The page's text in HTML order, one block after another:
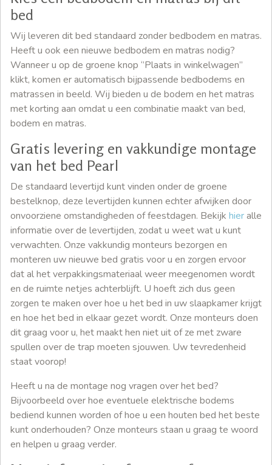
bed
Wij leveren dit bed standaard zonder bedbodem en matras.
Heeft u ook een nieuwe bedbodem en matras nodig?
Wanneer u op de groene knop ‘’Plaats in winkelwagen’’
klikt, komen er automatisch bijpassende bedbodems en
matrassen in beeld. Wij bieden u de bodem en het matras
met korting aan omdat u een combinatie maakt van bed,
bodem en matras.
Gratis levering en vakkundige montage
van het bed Pearl
De standaard levertijd kunt vinden onder de groene
bestelknop, deze levertijden kunnen echter afwijken door
onvoorziene omstandigheden of feestdagen. Bekijk hieralle
informatie over de levertijden, zodat u weet wat u kunt
verwachten. Onze vakkundig monteurs bezorgen en
monteren uw nieuwe bed gratis voor u en zorgen ervoor
dat al het verpakkingsmateriaal weer meegenomen wordt
en de ruimte netjes achterblijft. U hoeft zich dus geen
zorgen te maken over hoe u het bed in uw slaapkamer krijgt
en hoe het bed in elkaar gezet wordt. Onze monteurs doen
dit graag voor u, het maakt hen niet uit of ze met zware
spullen over de trap moeten sjouwen. Uw tevredenheid
staat voorop!
Heeft u na de montage nog vragen over het bed?
Bijvoorbeeld over hoe eventuele elektrische bodems
bediend kunnen worden of hoe u een houten bed het beste
kunt onderhouden? Onze monteurs staan u graag te woord
en helpen u graag verder.